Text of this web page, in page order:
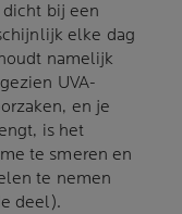
bij een
elke dag
namelijk
UVA-
en je
is het
te smeren en
te nemen
deel).